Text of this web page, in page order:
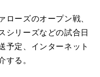
ーズのオープン戦、
シリーズなどの試合日
予定、インターネット
する。